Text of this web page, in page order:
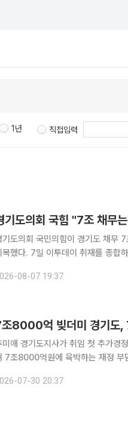
1년 직접입력
기도의회 국힘 "7조 채무
기도의회 국민의힘이 경기도 채무
이 취재를 종합하면 경기도의회 국민의힘(대표의원 방성환)은 '건전재정 혁신
했다. 국민의힘은 경기도 세수 추
08-07 19:37
8000억 빚더미 경기도,
미애 경기도지사가 취임 첫 추가경
7조8000억원에 육박하는 재정 부
, 경기도는 최근 '2026년도 제2회
07-30 20:37